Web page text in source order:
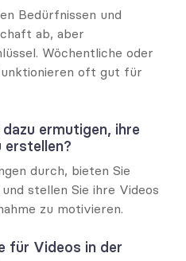
Bedürfnissen und
ab, aber
Wöchentliche oder
oft gut für
ermutigen, ihre
erstellen?
durch, bieten Sie
stellen Sie ihre Videos
zu motivieren.
für Videos in der